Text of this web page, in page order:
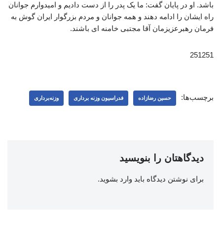
باشد. او در پایان گفت: ما یک پدر را از دست دادیم و امیدوارم جوانان
راه ایشان را ادامه دهند و همه جوانان و مردم بزرگوار ایران گوش به
فرمان رهبرعزیزمان آقا مجتبی خامنه ای باشند.
251251
برچسب‌ها: حسین رضازاده فدراسیون وزنه برداری وزنه‌برداری
دیدگاهتان را بنویسید
برای نوشتن دیدگاه باید وارد بشوید.